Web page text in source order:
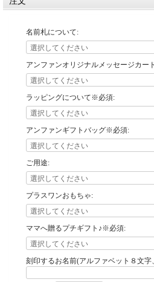
名前札について:
アンファンオリジナルメッセージカー
ラッピングについて※必須:
アンファンギフトバッグ※必須:
ご用途:
プラスワンおもちゃ:
ママへ贈るプチギフト♪※必須:
刻印するお名前(アルファベット８文